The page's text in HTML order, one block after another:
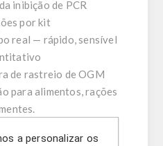
inibição de PCR
por kit
real — rápido, sensível
de rastreio de OGM
para alimentos, rações
disponíveis:
a personalizar os